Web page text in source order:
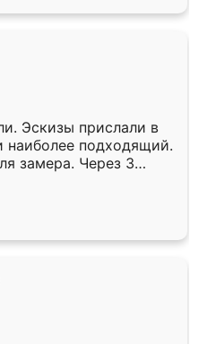
Эскизы прислали в
наиболее подходящий.
замера. Через 3
готова. Остались
Ренессанс
работу!